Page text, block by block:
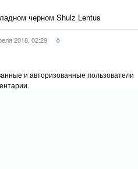
черном Shulz Lentus
2018, 02:29
и авторизованные пользователи